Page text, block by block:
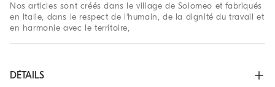
Nos articles sont créés dans le village de Solomeo et fabriqués
en Italie, dans le respect de l'humain, de la dignité du travail et
en harmonie avec le territoire,
DÉTAILS